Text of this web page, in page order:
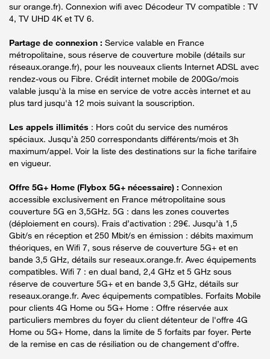
sur orange.fr). Connexion wifi avec Décodeur TV compatible : TV
4, TV UHD 4K et TV 6.
Partage de connexion : Service valable en France
métropolitaine, sous réserve de couverture mobile (détails sur
réseaux.orange.fr), pour les nouveaux clients Internet ADSL avec
rendez-vous ou Fibre. Crédit internet mobile de 200Go/mois
valable jusqu'à la mise en service de votre accès internet et au
plus tard jusqu'à 12 mois suivant la souscription.
Les appels illimités : Hors coût du service des numéros
spéciaux. Jusqu’à 250 correspondants différents/mois et 3h
maximum/appel. Voir la liste des destinations sur la fiche tarifaire
en vigueur.
Offre 5G+ Home (Flybox 5G+ nécessaire) : Connexion
accessible exclusivement en France métropolitaine sous
couverture 5G en 3,5GHz. 5G : dans les zones couvertes
(déploiement en cours). Frais d’activation : 29€. Jusqu’à 1,5
Gbit/s en réception et 250 Mbit/s en émission : débits maximum
théoriques, en Wifi 7, sous réserve de couverture 5G+ et en
bande 3,5 GHz, détails sur reseaux.orange.fr. Avec équipements
compatibles. Wifi 7 : en dual band, 2,4 GHz et 5 GHz sous
réserve de couverture 5G+ et en bande 3,5 GHz, détails sur
reseaux.orange.fr. Avec équipements compatibles. Forfaits Mobile
pour clients 4G Home ou 5G+ Home : Offre réservée aux
particuliers membres du foyer du client détenteur de l'offre 4G
Home ou 5G+ Home, dans la limite de 5 forfaits par foyer. Perte
de la remise en cas de résiliation ou de changement d’offre.